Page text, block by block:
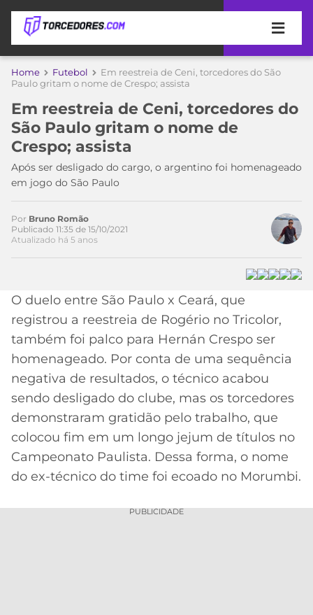
APOSTAS
DE
APOSTA
MELHORES
SITES
DE
APOSTAS
2026
BETBOOM
CÓDIGO
INDICAÇÃO
BET365
CÓDIGO
BETANO
MELHORES
DE
COPA
DO
MUNDO
TIMES
MEU
TIME
PALMEIRAS
CORINTHIANS
SÃO
PAULO
SANTOS
FLUMINENSE
CAMPEONATOS
SÉRIE
LIBERTADORES
COPA
DO
BRASIL
PREMIER
LEAGUE
COPA
ESPORTIVA
MERCADO
BOLA
PALPITES
Home Futebol
Em reestreia de Ceni, torcedores do São
Paulo gritam o nome de Crespo; assista
Em reestreia de Ceni, torcedores do
São Paulo gritam o nome de
Crespo; assista
Após ser desligado do cargo, o argentino foi homenageado
em jogo do São Paulo
Por Bruno Romão
Publicado 11:35 de 15/10/2021
Atualizado há 5 anos
O duelo entre São Paulo x Ceará, que
registrou a reestreia de Rogério no Tricolor,
também foi palco para Hernán Crespo ser
homenageado. Por conta de uma sequência
negativa de resultados, o técnico acabou
sendo desligado do clube, mas os torcedores
demonstraram gratidão pelo trabalho, que
colocou fim em um longo jejum de títulos no
Campeonato Paulista. Dessa forma, o nome
do ex-técnico do time foi ecoado no Morumbi.
PUBLICIDADE